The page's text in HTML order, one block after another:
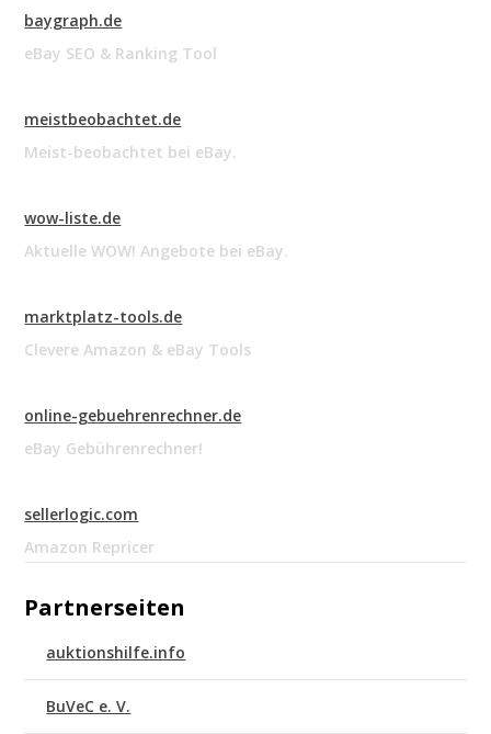
baygraph.de
eBay SEO & Ranking Tool
meistbeobachtet.de
Meist-beobachtet bei eBay.
wow-liste.de
Aktuelle WOW! Angebote bei eBay.
marktplatz-tools.de
Clevere Amazon & eBay Tools
online-gebuehrenrechner.de
eBay Gebührenrechner!
sellerlogic.com
Amazon Repricer
Partnerseiten
auktionshilfe.info
BuVeC e. V.